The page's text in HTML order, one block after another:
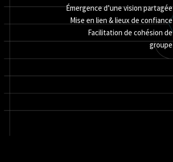
Émergence d’une vision partagée
Mise en lien & lieux de confiance
Facilitation de cohésion de
groupe